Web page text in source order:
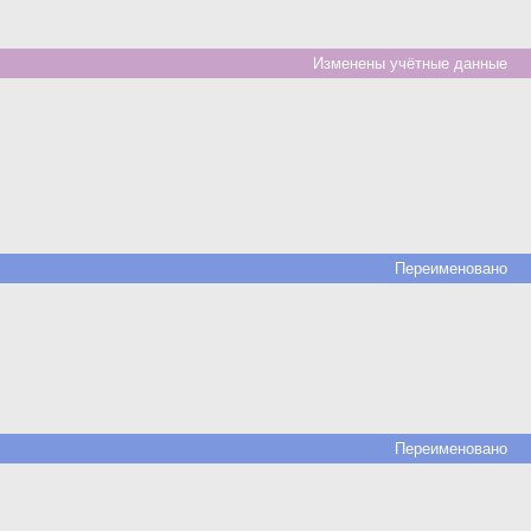
Изменены учётные данные
Переименовано
Переименовано